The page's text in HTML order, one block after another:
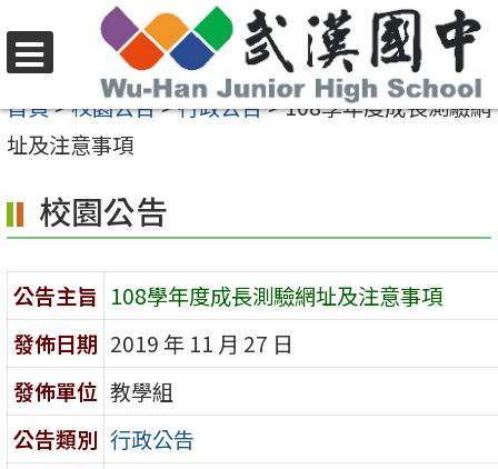
至
要
容
區
選
單
首頁>校園公告>行政公告>108學年度成長測驗網
址及注意事項
校園公告
公告主旨 108學年度成長測驗網址及注意事項
發佈日期 2019 年 11 月 27 日
發佈單位 教學組
公告類別 行政公告